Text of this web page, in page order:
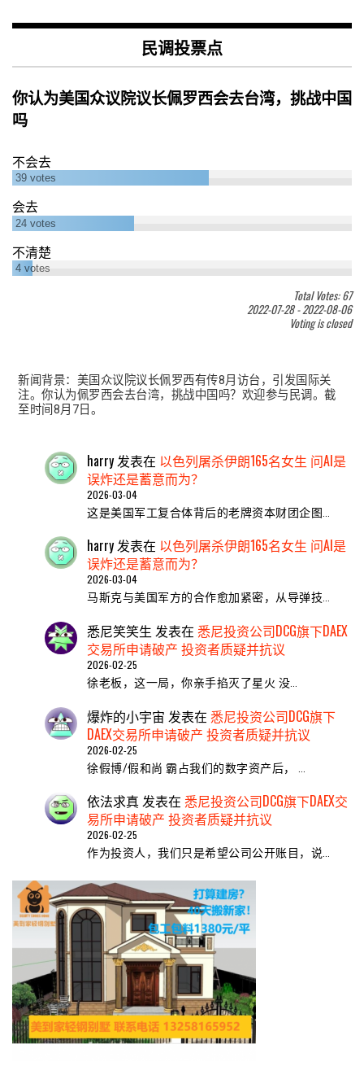
民调投票点
你认为美国众议院议长佩罗西会去台湾，挑战中国
吗
不会去
39 votes
会去
24 votes
不清楚
4 votes
Total Votes: 67
2022-07-28-2022-08-06
Voting is closed
新闻背景：美国众议院议长佩罗西有传8月访台，引发国际关
注。你认为佩罗西会去台湾，挑战中国吗？欢迎参与民调。截
至时间8月7日。
harry 发表在 以色列屠杀伊朗165名女生 问AI是
误炸还是蓄意而为？
2026-03-04
这是美国军工复合体背后的老牌资本财团企图…
harry发表在 以色列屠杀伊朗165名女生 问AI是
误炸还是蓄意而为？
2026-03-04
马斯克与美国军方的合作愈加紧密，从导弹技…
悉尼笑笑生 发表在 悉尼投资公司DCG旗下DAEX
交易所申请破产 投资者质疑并抗议
2026-02-25
​徐老板，这一局，你亲手掐灭了星火 ​没…
爆炸的小宇宙 发表在 悉尼投资公司DCG旗下
DAEX交易所申请破产 投资者质疑并抗议
2026-02-25
徐假博/假和尚 霸占我们的数字资产后， …
依法求真发表在 悉尼投资公司DCG旗下DAEX交
易所申请破产 投资者质疑并抗议
2026-02-25
作为投资人，我们只是希望公司公开账目，说…